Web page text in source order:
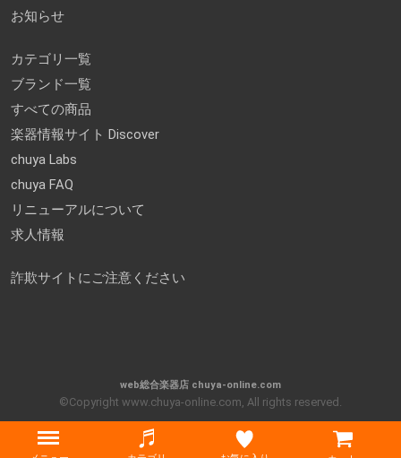
お知らせ
カテゴリ一覧
ブランド一覧
すべての商品
楽器情報サイト Discover
chuya Labs
chuya FAQ
リニューアルについて
求人情報
詐欺サイトにご注意ください
web総合楽器店 chuya-online.com
©Copyright www.chuya-online.com, All rights reserved.
Menu